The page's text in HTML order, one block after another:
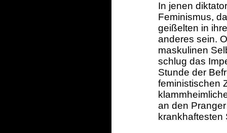
In jenen
Feminismus,
geißelten in
anderes sein.
maskulinen
schlug das
Stunde der
feministischen
an den
krankhaftesten